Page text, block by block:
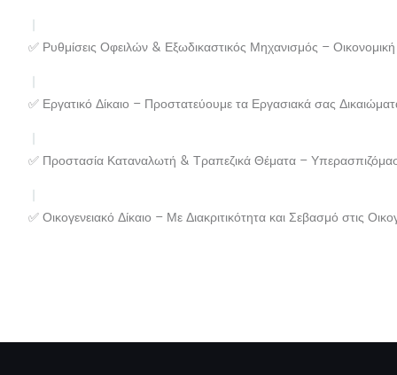
✅ Ρυθμίσεις Οφειλών & Εξωδικαστικός Μηχανισμός –
✅ Εργατικό Δίκαιο – Προστατεύουμε τα Εργασιακά σας
✅ Προστασία Καταναλωτή & Τραπεζικά Θέματα –
✅ Οικογενειακό Δίκαιο – Με Διακριτικότητα και Σεβασμό στις